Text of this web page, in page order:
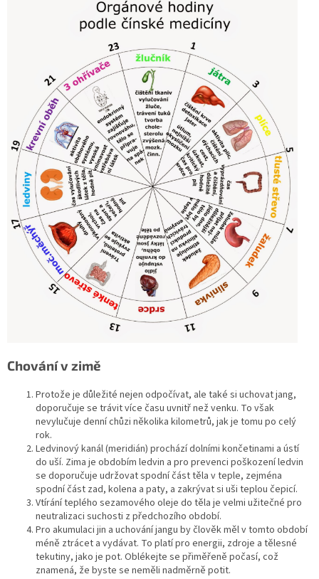
Chování v zimě
Protože je důležité nejen odpočívat, ale také si uchovat jang,
doporučuje se trávit více času uvnitř než venku. To však
nevylučuje denní chůzi několika kilometrů, jak je tomu po celý
rok.
Ledvinový kanál (meridián) prochází dolními končetinami a ústí
do uší. Zima je obdobím ledvin a pro prevenci poškození ledvin
se doporučuje udržovat spodní část těla v teple, zejména
spodní část zad, kolena a paty, a zakrývat si uši teplou čepicí.
Vtírání teplého sezamového oleje do těla je velmi užitečné pro
neutralizaci suchosti z předchozího období.
Pro akumulaci jin a uchování jangu by člověk měl v tomto období
méně ztrácet a vydávat. To platí pro energii, zdroje a tělesné
tekutiny, jako je pot. Oblékejte se přiměřeně počasí, což
znamená, že byste se neměli nadměrně potit.